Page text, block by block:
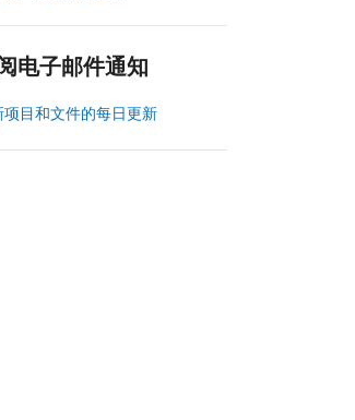
电子邮件通知
项目和文件的每日更新